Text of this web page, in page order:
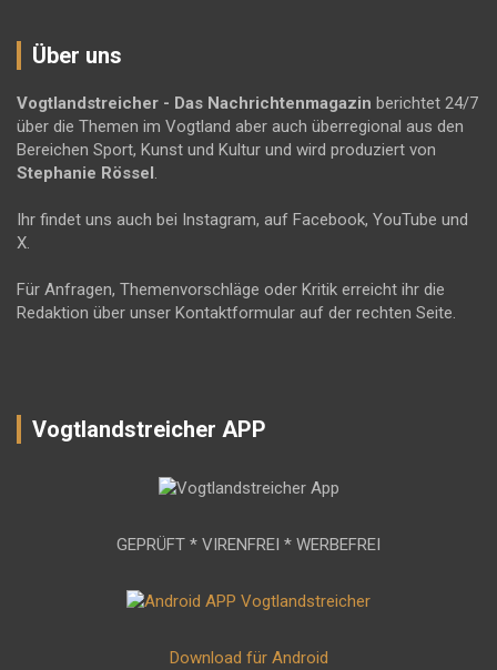
Über uns
Vogtlandstreicher - Das Nachrichtenmagazin berichtet 24/7
über die Themen im Vogtland aber auch überregional aus den
Bereichen Sport, Kunst und Kultur und wird produziert von
Stephanie Rössel.
Ihr findet uns auch bei Instagram, auf Facebook, YouTube und
X.
Für Anfragen, Themenvorschläge oder Kritik erreicht ihr die
Redaktion über unser Kontaktformular auf der rechten Seite.
Vogtlandstreicher APP
GEPRÜFT * VIRENFREI * WERBEFREI
Download für Android